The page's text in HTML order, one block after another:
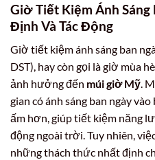
Giờ Tiết Kiệm Ánh Sáng
Định Và Tác Động
Giờ tiết kiệm ánh sáng ban
DST), hay còn gọi là giờ mùa
ảnh hưởng đến múi giờ Mỹ.
gian có ánh sáng ban ngày
ấm hơn, giúp tiết kiệm năng
động ngoài trời. Tuy nhiên,
những thách thức nhất định